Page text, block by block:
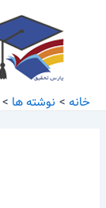
خانه نوشته ها